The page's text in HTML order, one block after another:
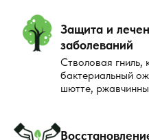
Защита и
заболеваний
Стволовая гниль,
бактериальный
шютте,